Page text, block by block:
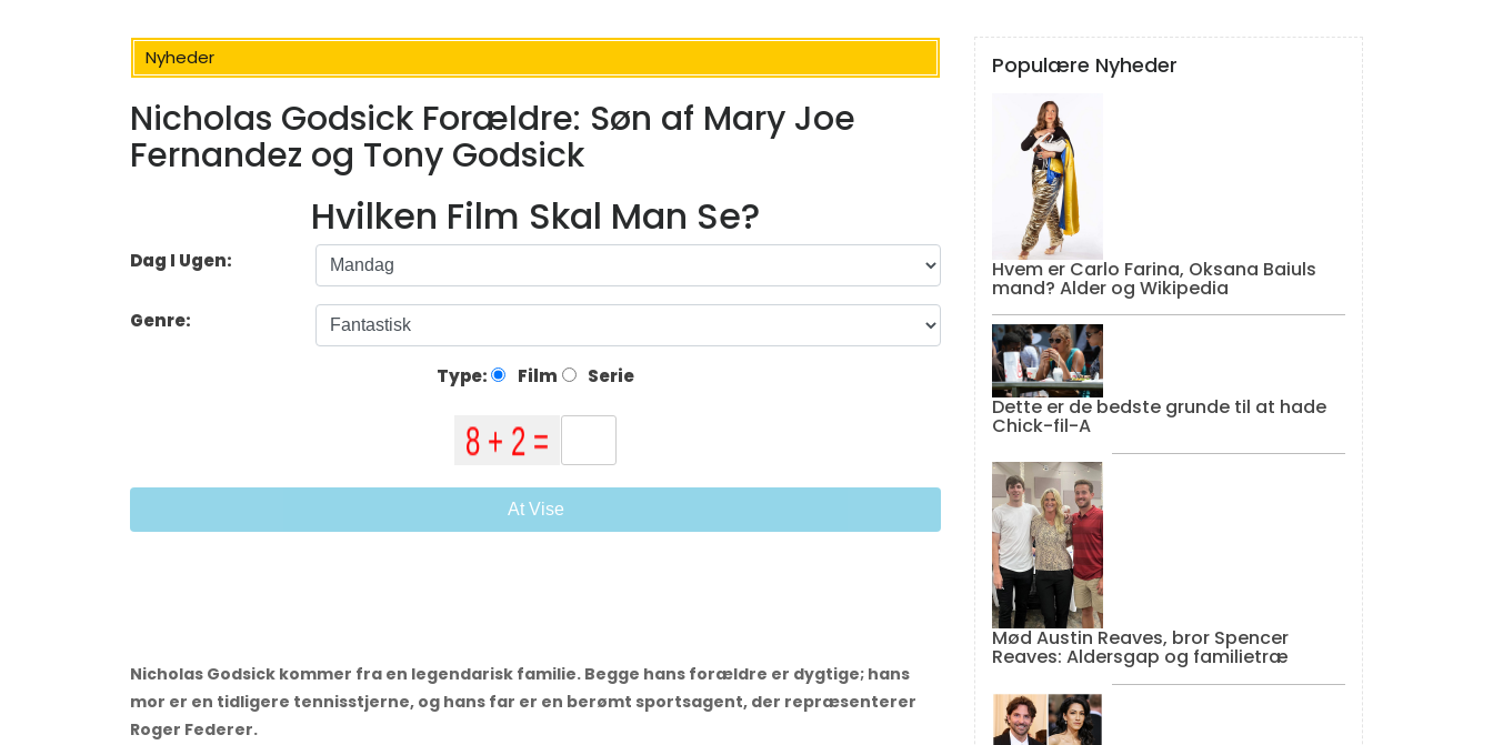
Nyheder
Nicholas Godsick Forældre: Søn af Mary Joe
Fernandez og Tony Godsick
Hvilken Film Skal Man Se?
Dag I Ugen:
Genre:
Type: Film Serie
At Vise
Nicholas Godsick kommer fra en legendarisk familie. Begge hans forældre er dygtige; hans
mor er en tidligere tennisstjerne, og hans far er en berømt sportsagent, der repræsenterer
Roger Federer.
Populære Nyheder
Hvem er Carlo Farina, Oksana Baiuls
mand? Alder og Wikipedia
Dette er de bedste grunde til at hade
Chick-fil-A
Mød Austin Reaves, bror Spencer
Reaves: Aldersgap og familietræ